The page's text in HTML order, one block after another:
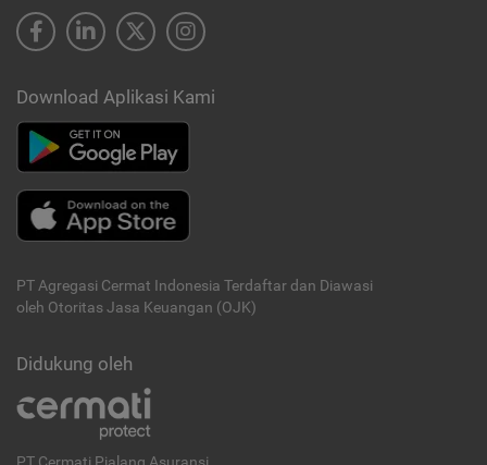
Download Aplikasi Kami
PT Agregasi Cermat Indonesia Terdaftar dan Diawasi
oleh Otoritas Jasa Keuangan (OJK)
Didukung oleh